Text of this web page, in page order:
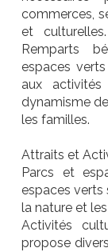
commerces,
et
Remparts
espaces
aux
dynamisme
les familles.
Attraits et
Parcs et
espaces verts
la nature et
Activités
propose